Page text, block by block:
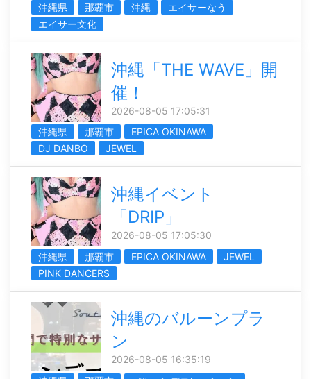
沖縄県 那覇市 沖縄
エイサーなう
エイサー文化
沖縄「THE WAVE」開
催！
2026-08-05 17:05:31
沖縄県
那覇市
EPICA OKINAWA
DJ DANBO
JEWEL
沖縄イベント
「DRIP」
2026-08-05 17:05:30
沖縄県
那覇市 EPICA OKINAWA
JEWEL
PINK DANCERS
沖縄のバルーンプラ
ン
2026-08-05 16:35:19